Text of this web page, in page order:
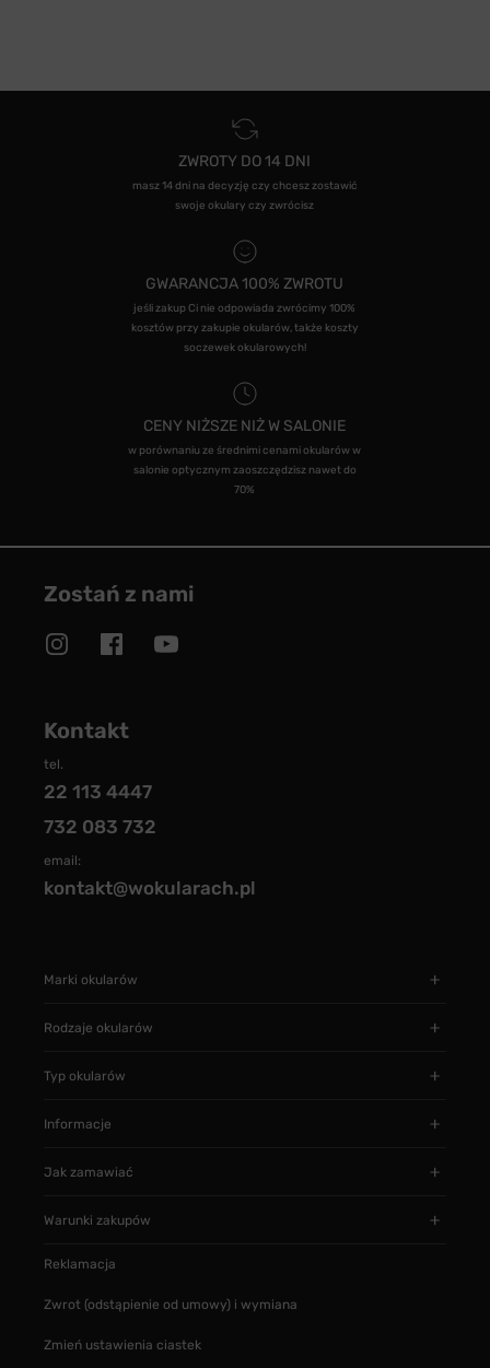
ZWROTY DO 14 DNI
masz 14 dni na decyzję czy chcesz zostawić
swoje okulary czy zwrócisz
GWARANCJA 100% ZWROTU
jeśli zakup Ci nie odpowiada zwrócimy 100%
kosztów przy zakupie okularów, także koszty
soczewek okularowych!
CENY NIŻSZE NIŻ W SALONIE
w porównaniu ze średnimi cenami okularów w
salonie optycznym zaoszczędzisz nawet do
70%
Zostań z nami
Kontakt
tel.
22 113 4447
732 083 732
email:
kontakt@wokularach.pl
Marki okularów
Rodzaje okularów
Typ okularów
Informacje
Jak zamawiać
Warunki zakupów
Reklamacja
Zwrot (odstąpienie od umowy) i wymiana
Zmień ustawienia ciastek